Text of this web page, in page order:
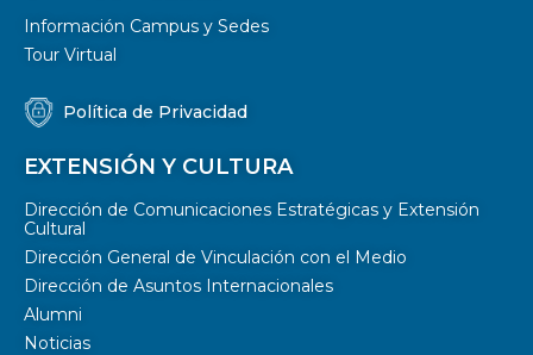
Información Campus y Sedes
Tour Virtual
Política de Privacidad
EXTENSIÓN Y CULTURA
Dirección de Comunicaciones Estratégicas y Extensión
Cultural
Dirección General de Vinculación con el Medio
Dirección de Asuntos Internacionales
Alumni
Noticias